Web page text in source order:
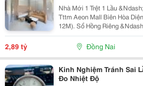
Nhà Mới 1 Trệt 1 Lầu
Tttm Aeon Mall Biên Hòa Diện Tích: 60M&Sup2; (5 X
12M). Sổ Hồng Riêng
&Ndash; Hỗ Trợ Vay Ngân Hàng Đến
7 Chỗ Vào
2,89 tỷ Đồng Nai
Kinh Nghiệm Tránh Sai
Đo Nhiệt Độ